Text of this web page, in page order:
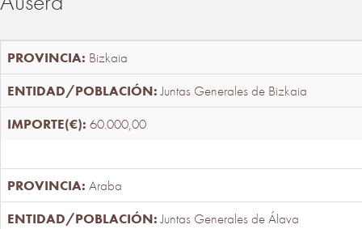
Bizkaia
Juntas Generales de Bizkaia
60.000,00
Araba
Juntas Generales de Álava